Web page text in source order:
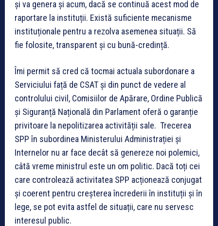
și va genera și acum, dacă se continuă acest mod de
raportare la instituții. Există suficiente mecanisme
instituționale pentru a rezolva asemenea situații. Să
fie folosite, transparent și cu bună-credință.
Îmi permit să cred că tocmai actuala subordonare a
Serviciului față de CSAT și din punct de vedere al
controlului civil, Comisiilor de Apărare, Ordine Publică
și Siguranță Națională din Parlament oferă o garanție
privitoare la nepolitizarea activității sale. Trecerea
SPP în subordinea Ministerului Administrației și
Internelor nu ar face decât să genereze noi polemici,
câtă vreme ministrul este un om politic. Dacă toți cei
care controlează activitatea SPP acționează conjugat
și coerent pentru creșterea încrederii în instituții și în
lege, se pot evita astfel de situații, care nu servesc
interesul public.